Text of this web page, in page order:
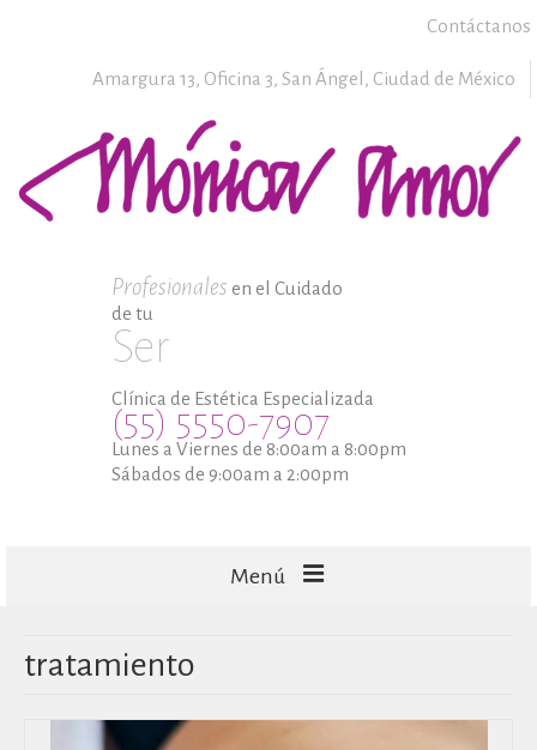
Contáctanos
Amargura 13, Oficina 3, San Ángel, Ciudad de México
Profesionales en el Cuidado
de tu
Ser
Clínica de Estética Especializada
(55) 5550-7907
Lunes a Viernes de 8:00am a 8:00pm
Sábados de 9:00am a 2:00pm
Menú
tratamiento